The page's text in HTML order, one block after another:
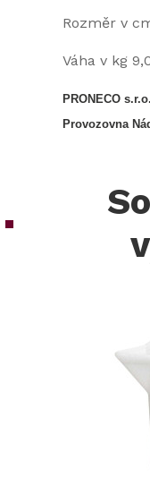
Rozměr v
Váha v kg
PRONECO
Provozovna